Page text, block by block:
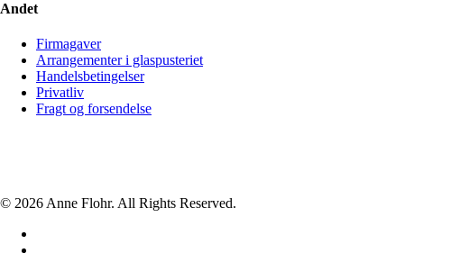
Andet
Firmagaver
Arrangementer i glaspusteriet
Handelsbetingelser
Privatliv
Fragt og forsendelse
© 2026 Anne Flohr. All Rights Reserved.